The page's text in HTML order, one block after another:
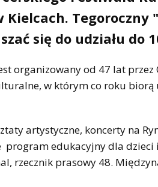
Kielcach. Tegoroczny
się do udziału do
organizowany od 47 lat przez
w którym co roku biorą
artystyczne, koncerty na
edukacyjny dla dzieci
rzecznik prasowy 48.